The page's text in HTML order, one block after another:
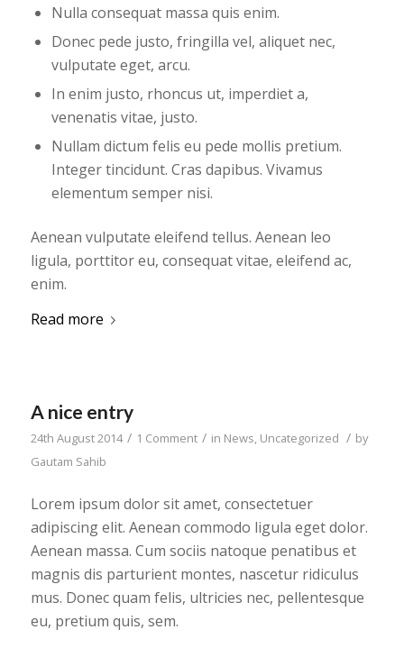
Nulla consequat massa quis enim.
Donec pede justo, fringilla vel, aliquet nec,
vulputate eget, arcu.
In enim justo, rhoncus ut, imperdiet a,
venenatis vitae, justo.
Nullam dictum felis eu pede mollis pretium.
Integer tincidunt. Cras dapibus. Vivamus
elementum semper nisi.
Aenean vulputate eleifend tellus. Aenean leo
ligula, porttitor eu, consequat vitae, eleifend ac,
enim.
Read more
A nice entry
24th August 2014 / 1 Comment / in News, Uncategorized / by
Gautam Sahib
Lorem ipsum dolor sit amet, consectetuer
adipiscing elit. Aenean commodo ligula eget dolor.
Aenean massa. Cum sociis natoque penatibus et
magnis dis parturient montes, nascetur ridiculus
mus. Donec quam felis, ultricies nec, pellentesque
eu, pretium quis, sem.